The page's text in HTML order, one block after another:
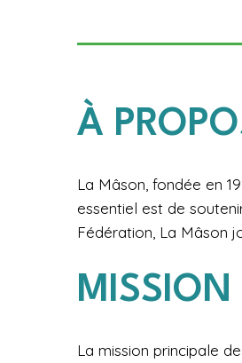
À
La Mâson, fondée en
essentiel est de
Fédération, La Mâson
La mission principale